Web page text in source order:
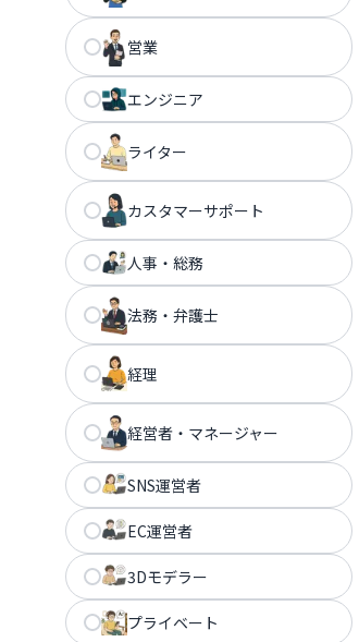
営業
エンジニア
ライター
カスタマーサポート
人事・総務
法務・弁護士
経理
経営者・マネージャー
SNS運営者
EC運営者
3Dモデラー
プライベート